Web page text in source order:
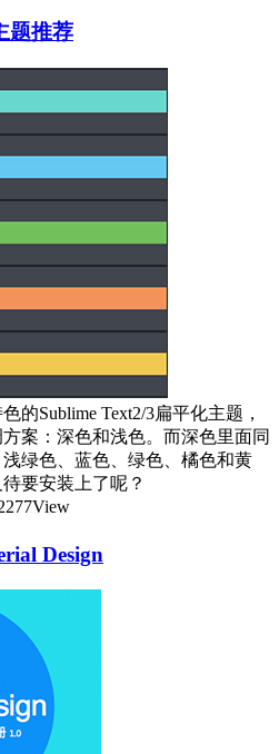
题推荐
的Sublime Text2/3扁平化主题，
案：深色和浅色。而深色里面同
绿色、蓝色、绿色、橘色和黄
要安装上了呢？
Design